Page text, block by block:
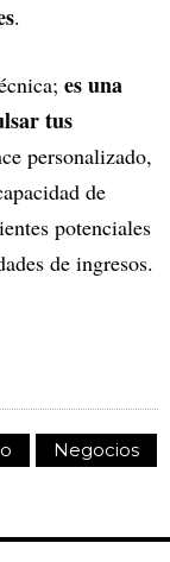
.
es una
tus
personalizado,
de
potenciales
de ingresos.
Negocios